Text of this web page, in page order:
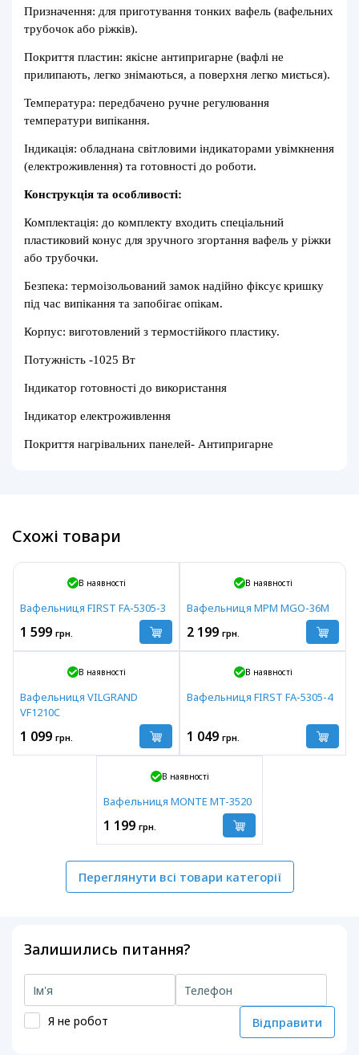
Призначення: для приготування тонких вафель (вафельних
трубочок або ріжків).
Покриття пластин: якісне антипригарне (вафлі не
прилипають, легко знімаються, а поверхня легко миється).
Температура: передбачено ручне регулювання
температури випікання.
Індикація: обладнана світловими індикаторами увімкнення
(електроживлення) та готовності до роботи.
Конструкція та особливості:
Комплектація: до комплекту входить спеціальний
пластиковий конус для зручного згортання вафель у ріжки
або трубочки.
Безпека: термоізольований замок надійно фіксує кришку
під час випікання та запобігає опікам.
Корпус: виготовлений з термостійкого пластику.
Потужність -1025 Вт
Індикатор готовності до використання
Індикатор електроживлення
Покриття нагрівальних панелей- Антипригарне
Схожі товари
В наявності
Вафельниця FIRST FA-5305-3
1 599 грн.
В наявності
Вафельниця MPM MGO-36M
2 199 грн.
В наявності
Вафельниця VILGRAND
VF1210C
1 099 грн.
В наявності
Вафельниця FIRST FA-5305-4
1 049 грн.
В наявності
Вафельниця MONTE MT-3520
1 199 грн.
Переглянути всі товари категорії
Залишились питання?
Я не робот Відправити